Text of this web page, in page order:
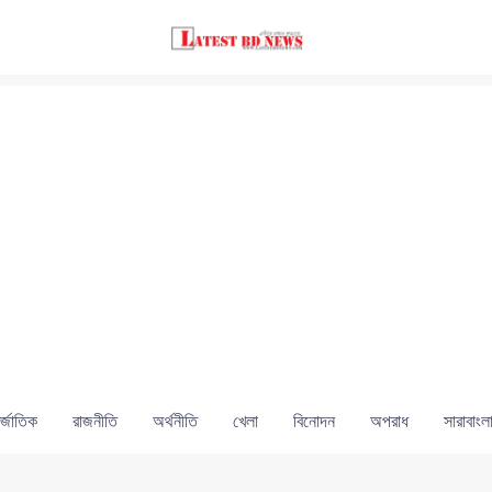
রাজনীতি অর্থনীতি খেলা বিনোদন অপরাধ সারাবাংলা